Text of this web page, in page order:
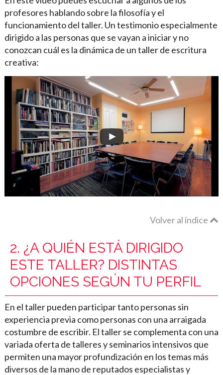
profesores hablando sobre la filosofía y el
funcionamiento del taller. Un testimonio especialmente
dirigido a las personas que se vayan a iniciar y no
conozcan cuál es la dinámica de un taller de escritura
creativa:
Volver al índice
2. ¿A QUIÉN ESTÁ DIRIGIDO
ESTE TALLER? DISTINTAS
OPCIONES SEGÚN TU PERFIL
En el taller pueden participar tanto personas sin
experiencia previa como personas con una arraigada
costumbre de escribir. El taller se complementa con una
variada oferta de talleres y seminarios intensivos que
permiten una mayor profundización en los temas más
diversos de la mano de reputados especialistas y